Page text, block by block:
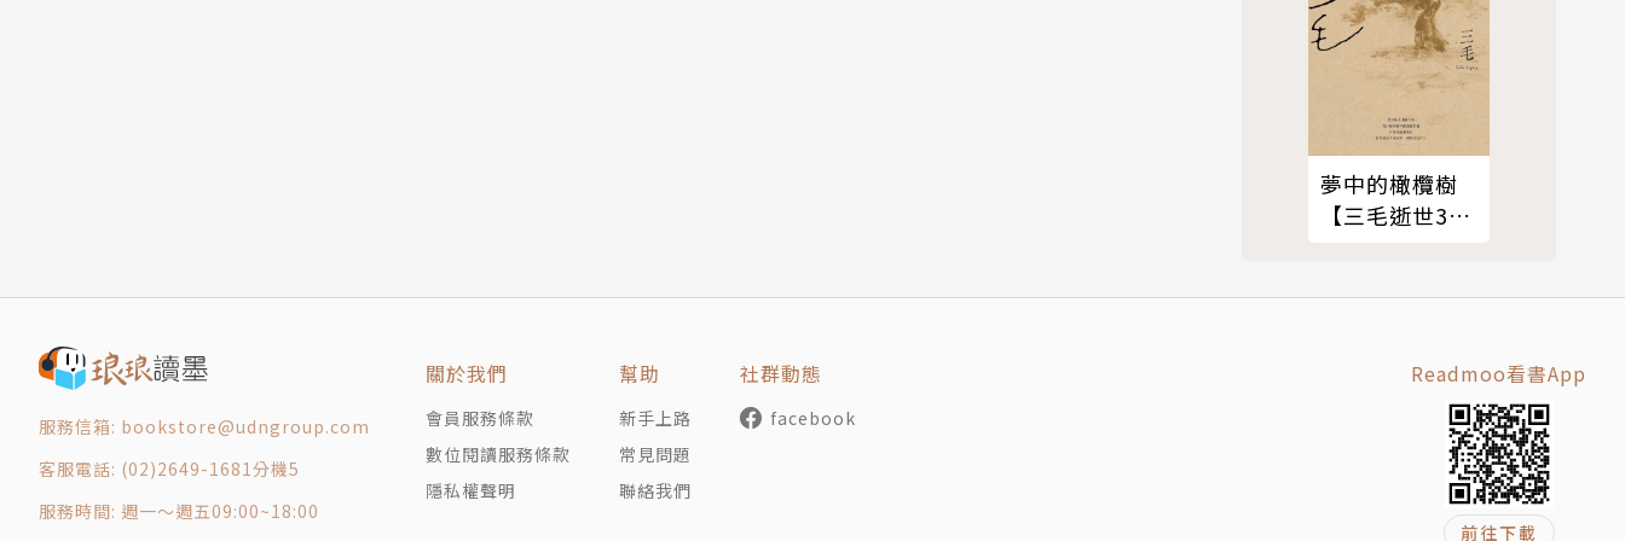
夢中的橄欖樹
【三毛逝世30
服務信箱: bookstore@udngroup.com
客服電話: (02)2649-1681分機5
服務時間: 週一～週五09:00~18:00
關於我們
會員服務條款
數位閱讀服務條款
隱私權聲明
幫助
新手上路
常見問題
聯絡我們
社群動態
facebook
Readmoo看書App
前往下載